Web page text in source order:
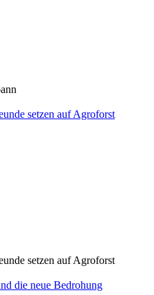
setzen auf Agroforst
setzen auf Agroforst
die neue Bedrohung